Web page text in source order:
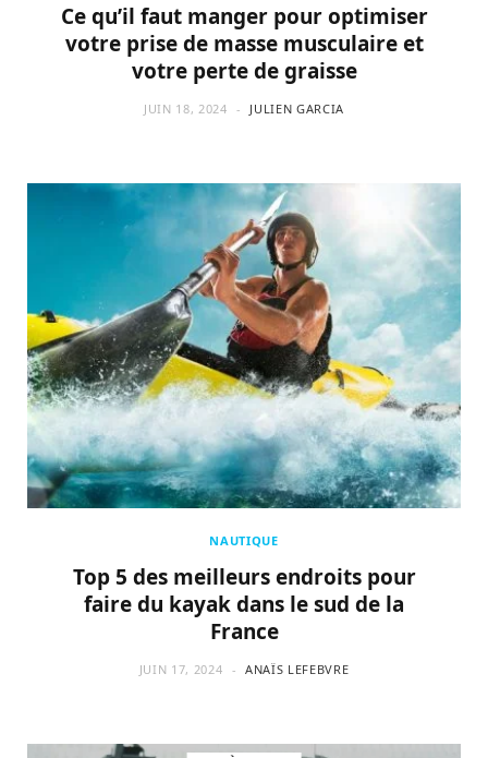
Ce qu’il faut manger pour optimiser
votre prise de masse musculaire et
votre perte de graisse
JUIN 18, 2024 JULIEN GARCIA
NAUTIQUE
Top 5 des meilleurs endroits pour
faire du kayak dans le sud de la
France
JUIN 17, 2024 ANAÏS LEFEBVRE